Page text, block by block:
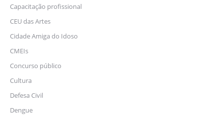
Capacitação profissional
CEU das Artes
Cidade Amiga do Idoso
CMEIs
Concurso público
Cultura
Defesa Civil
Dengue